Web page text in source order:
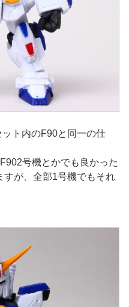
ト内のF90と同一の仕
号機とかでも良かった
が、全部1号機でもそれ